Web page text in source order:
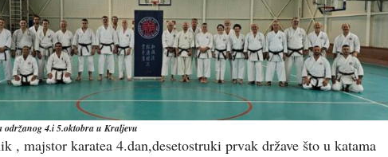
održanog 4.i 5.oktobra u Kraljevu
, majstor karatea 4.dan,desetostruki prvak države što u katama